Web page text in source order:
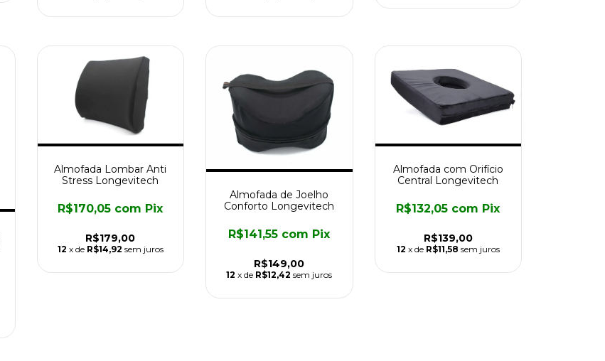
Almofada Lombar Anti
Stress Longevitech
R$179,00
R$170,05 com Pix
12 x de R$14,92 sem juros
Almofada de Joelho
Conforto Longevitech
R$149,00
R$141,55 com Pix
12 x de R$12,42 sem juros
Almofada com Orifício
Central Longevitech
R$139,00
R$132,05 com Pix
12 x de R$11,58 sem juros